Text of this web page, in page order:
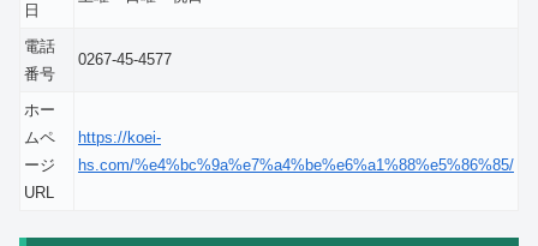
日
電話
番号
0267-45-4577
ホー
ムペ
ージ
URL
https://koei-
hs.com/%e4%bc%9a%e7%a4%be%e6%a1%88%e5%86%85/